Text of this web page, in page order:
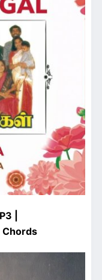
|
Chords